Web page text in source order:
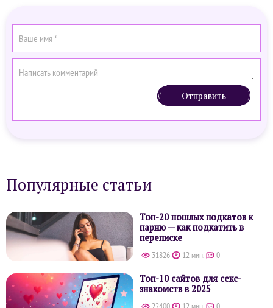
Отправить
Популярные статьи
Топ-20 пошлых подкатов к
парню — как подкатить в
переписке
31826 12 мин. 0
Топ-10 сайтов для секс-
знакомств в 2025